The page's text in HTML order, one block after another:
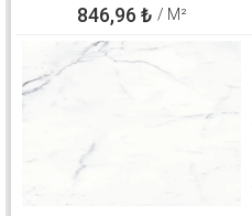
846,96 ₺ / M²